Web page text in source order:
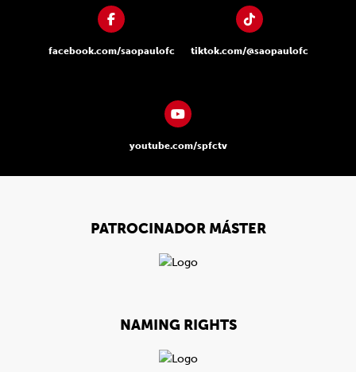
facebook.com/saopaulofc tiktok.com/@saopaulofc
youtube.com/spfctv
PATROCINADOR MÁSTER
NAMING RIGHTS